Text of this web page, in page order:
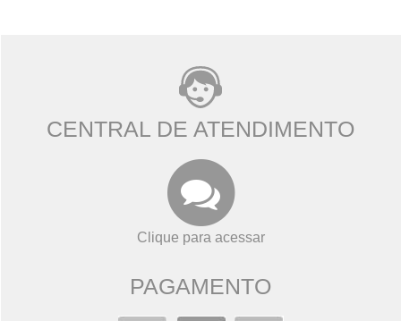
CENTRAL DE ATENDIMENTO
Clique para acessar
PAGAMENTO